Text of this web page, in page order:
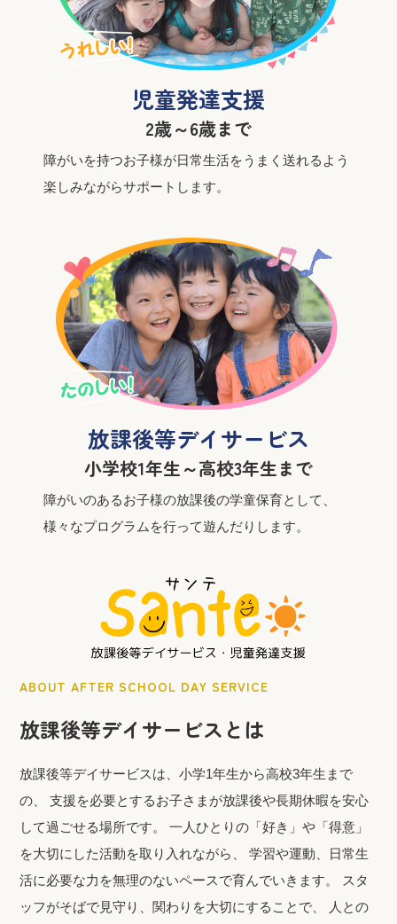
児童発達支援
2歳～6歳まで
障がいを持つお子様が日常生活をうまく送れるよう
楽しみながらサポートします。
放課後等デイサービス
小学校1年生～高校3年生まで
障がいのあるお子様の放課後の学童保育として、
様々なプログラムを行って遊んだりします。
ABOUT AFTER SCHOOL DAY SERVICE
放課後等デイサービスとは
放課後等デイサービスは、小学1年生から高校3年生まで
の、 支援を必要とするお子さまが放課後や長期休暇を安心
して過ごせる場所です。 一人ひとりの「好き」や「得意」
を大切にした活動を取り入れながら、 学習や運動、日常生
活に必要な力を無理のないペースで育んでいきます。 スタ
ッフがそばで見守り、関わりを大切にすることで、 人との